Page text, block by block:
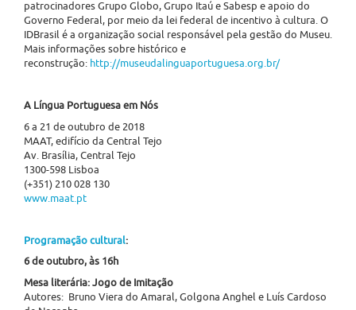
patrocinadores Grupo Globo, Grupo Itaú e Sabesp e apoio do
Governo Federal, por meio da lei federal de incentivo à cultura. O
IDBrasil é a organização social responsável pela gestão do Museu.
Mais informações sobre histórico e
reconstrução: http://museudalinguaportuguesa.org.br/
A Língua Portuguesa em Nós
6 a 21 de outubro de 2018
MAAT, edifício da Central Tejo
Av. Brasília, Central Tejo
1300-598 Lisboa
(+351) 210 028 130
www.maat.pt
Programação cultural:
6 de outubro, às 16h
Mesa literária: Jogo de Imitação
Autores: Bruno Viera do Amaral, Golgona Anghel e Luís Cardoso